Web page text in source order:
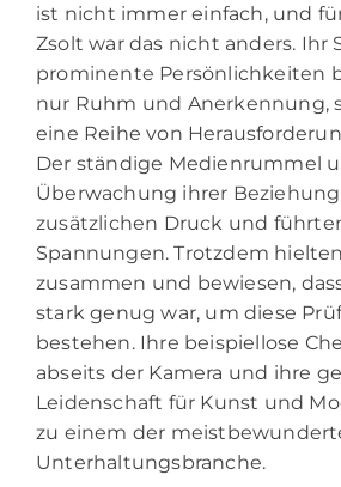
ist nicht immer einfach, und
Zsolt war das nicht anders. Ihr
prominente Persönlichkeiten
nur Ruhm und Anerkennung,
eine Reihe von
Der ständige Medienrummel
Überwachung ihrer
zusätzlichen Druck und
Spannungen. Trotzdem
zusammen und bewiesen,
stark genug war, um diese
bestehen. Ihre beispiellose
abseits der Kamera und ihre
Leidenschaft für Kunst und
zu einem der
Unterhaltungsbranche.